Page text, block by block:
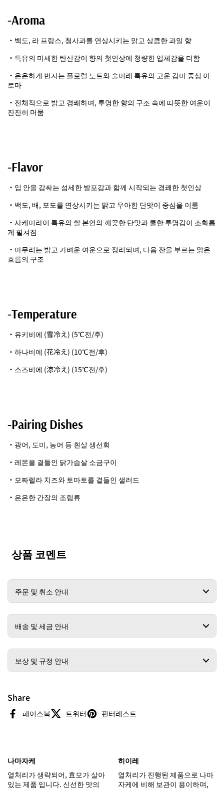
-Aroma
・백도, 라 프랑스, 청사과를 연상시키는 맑고 상큼한 과일 향
・특유의 미세한 탄산감이 향의 첫인상에 청량한 입체감을 더함
・은은하게 번지는 플로럴 노트와 술미래 특유의 고운 감미 중심 아
로마
・전체적으로 밝고 경쾌하며, 투명한 향의 구조 속에 따뜻한 여운이
잔잔히 머뭄
-Flavor
・입 안을 감싸는 섬세한 발포감과 함께 시작되는 경쾌한 첫인상
・백도, 배, 포도를 연상시키는 맑고 우아한 단맛이 중심을 이룸
・사케미라이 특유의 쌀 본연의 깨끗한 단맛과 쿨한 투명감이 조화롭
게 펼쳐짐
・마무리는 밝고 가벼운 여운으로 정리되며, 다음 잔을 부르는 맑은
흐름의 구조
-Temperature
・유키비에 (雪冷え) (5℃전/후)
・하나비에 (花冷え) (10℃전/후)
・스즈비에 (涼冷え) (15℃전/후)
-Pairing Dishes
・광어, 도미, 농어 등 흰살 생선회
・레몬을 곁들인 닭가슴살 소금구이
・모짜렐라 치즈와 토마토를 곁들인 샐러드
・은은한 간장의 조림류
상품 코멘트
주문 및 취소 안내
배송 및 세금 안내
보상 및 규정 안내
Share
페이스북 트위터 핀터레스트
나마자케
열처리가 생략되어, 효모가 살아
있는 제품 입니다. 신선한 맛의
히이레
열처리가 진행된 제품으로 나마
자케에 비해 보관이 용이하며,